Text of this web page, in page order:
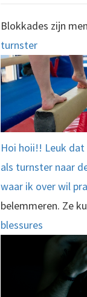
Blokkades zijn
turnster
Hoi hoii!! Leuk
als turnster naar
waar ik over wil
belemmeren. Ze
blessures